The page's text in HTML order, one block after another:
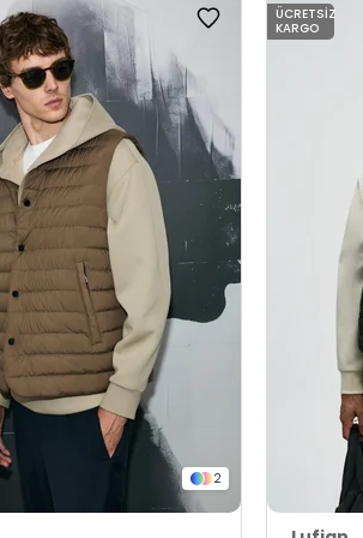
2
ÜCRETSIZ
KARGO